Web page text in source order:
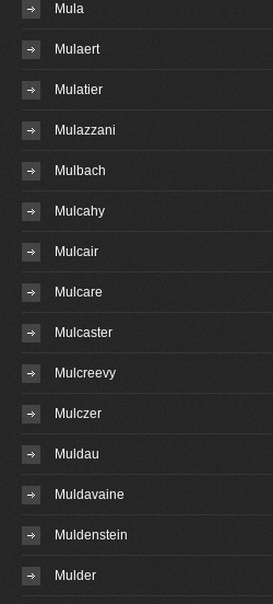
Mula
Mulaert
Mulatier
Mulazzani
Mulbach
Mulcahy
Mulcair
Mulcare
Mulcaster
Mulcreevy
Mulczer
Muldau
Muldavaine
Muldenstein
Mulder